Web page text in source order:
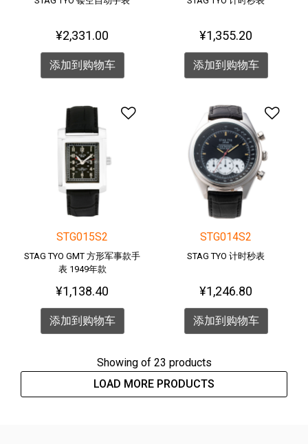
¥2,331.00
添加到购物车
¥1,355.20
添加到购物车
添加到愿望清单
STG015S2
STAG TYO GMT 方形军事款手
表 1949年款
¥1,138.40
添加到购物车
添
STG014S2
STAG TYO 计时秒表
¥1,246.80
添加到购物车
Showing of 23 products
LOAD MORE PRODUCTS